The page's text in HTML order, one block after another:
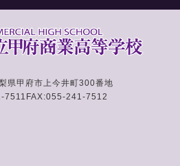
県甲府市上今井町300番地
7511 FAX:055-241-7512